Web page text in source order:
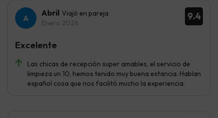
9.4
Abril Viajó en pareja
Enero 2026
Las chicas de recepción super amables, el servicio de
limpieza un 10, hemos tenido muy buena estancia. Hablan
español cosa que nos facilitó mucho la experiencia.
Excelente